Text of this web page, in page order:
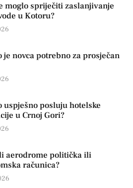
moglo spriječiti zaslanjivanje
u Kotoru?
je novca potrebno za prosječan
uspješno posluju hotelske
u Crnoj Gori?
aerodrome politička ili
računica?